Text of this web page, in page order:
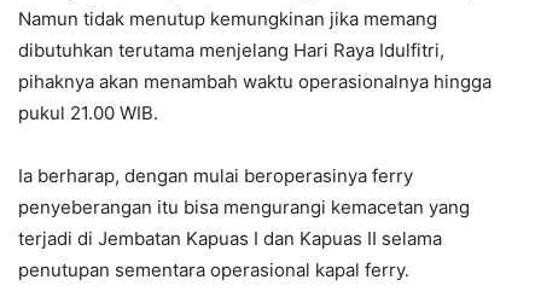
Namun tidak menutup kemungkinan jika memang
dibutuhkan terutama menjelang Hari Raya Idulfitri,
pihaknya akan menambah waktu operasionalnya hingga
pukul 21.00 WIB.
Ia berharap, dengan mulai beroperasinya ferry
penyeberangan itu bisa mengurangi kemacetan yang
terjadi di Jembatan Kapuas I dan Kapuas II selama
penutupan sementara operasional kapal ferry.